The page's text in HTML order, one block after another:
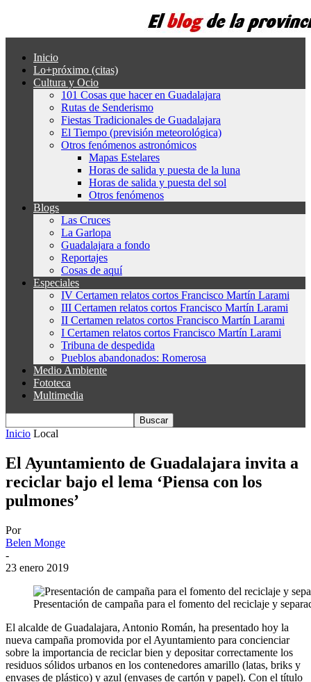
Inicio
Lo+próximo (citas)
Cultura y Ocio
101 Cosas que hacer en Guadalajara
Rutas de Senderismo
Fiestas Tradicionales de Guadalajara
El Tiempo (previsión meteorológica)
Otros fenómenos astronómicos
Mapas Estelares
Horas de salida y puesta de la luna
Horas de salida y puesta del sol
Otros fenómenos
Blogs
Las Cruces
La Garlopa
Guadalajara a fondo
Reportajes
Cosas de aquí
Especiales
IV Certamen relatos cortos Francisco Martín Larami
III Certamen relatos cortos Francisco Martín Larami
II Certamen relatos cortos Francisco Martín Larami
I Certamen relatos cortos Francisco Martín Larami
Tribuna de despedida
Pueblos abandonados: Romerosa
Medio Ambiente
Fototeca
Multimedia
Inicio Local
El Ayuntamiento de Guadalajara invita a
reciclar bajo el lema ‘Piensa con los
pulmones’
Por
Belen Monge
-
23 enero 2019
Presentación de campaña para el fomento del reciclaje y
El alcalde de Guadalajara, Antonio Román, ha presentado hoy la
nueva campaña promovida por el Ayuntamiento para concienciar
sobre la importancia de reciclar bien y depositar correctamente los
residuos sólidos urbanos en los contenedores amarillo (latas, briks y
envases de plástico) y azul (envases de cartón y papel). Con el título